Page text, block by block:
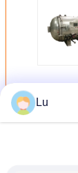
অধিকরাবার
Lu